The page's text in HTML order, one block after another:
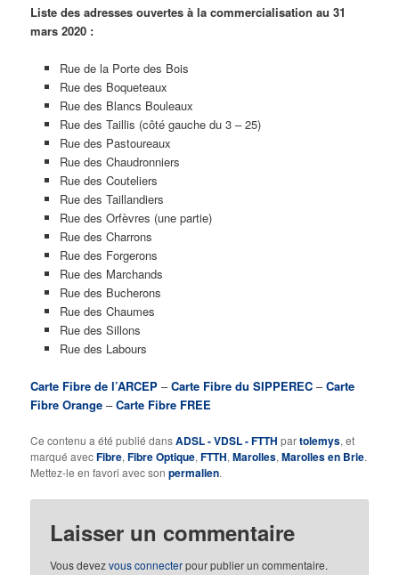
Liste des adresses ouvertes à la commercialisation au 31
mars 2020 :
Rue de la Porte des Bois
Rue des Boqueteaux
Rue des Blancs Bouleaux
Rue des Taillis (côté gauche du 3 – 25)
Rue des Pastoureaux
Rue des Chaudronniers
Rue des Couteliers
Rue des Taillandiers
Rue des Orfèvres (une partie)
Rue des Charrons
Rue des Forgerons
Rue des Marchands
Rue des Bucherons
Rue des Chaumes
Rue des Sillons
Rue des Labours
Carte Fibre de l’ARCEP –Carte Fibre du SIPPEREC –Carte
Fibre Orange –Carte Fibre FREE
Ce contenu a été publié dansADSL - VDSL - FTTH partolemys, et
marqué avecFibre,Fibre Optique,FTTH,Marolles,Marolles en Brie.
Mettez-le en favori avec sonpermalien.
Laisser un commentaire
Vous devezvous connecterpour publier un commentaire.